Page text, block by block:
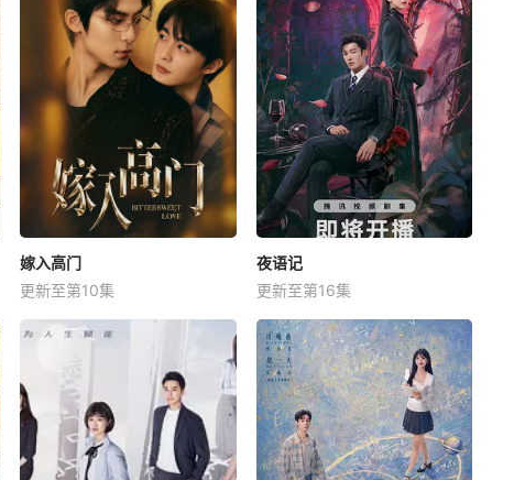
嫁入高门
更新至第10集
夜语记
更新至第16集